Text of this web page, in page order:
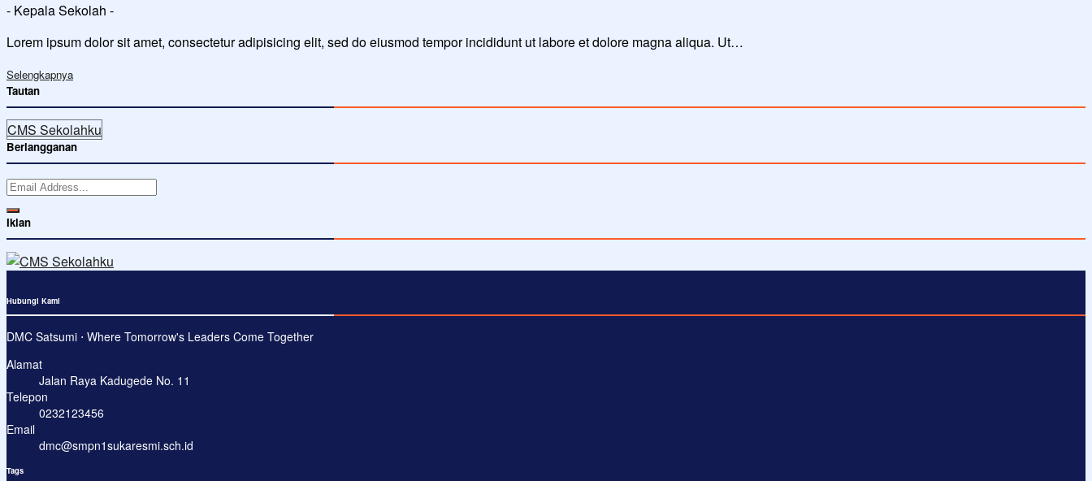
- Kepala Sekolah -
Lorem ipsum dolor sit amet, consectetur adipisicing elit, sed do eiusmod tempor incididunt ut labore et dolore magna aliqua. Ut…
Selengkapnya
Tautan
CMS Sekolahku
Berlangganan
Iklan
Hubungi Kami
DMC Satsumi ⋅ Where Tomorrow's Leaders Come Together
Alamat
Jalan Raya Kadugede No. 11
Telepon
0232123456
Email
dmc@smpn1sukaresmi.sch.id
Tags